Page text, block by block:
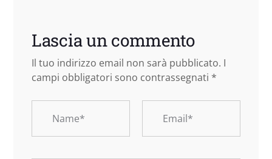
Lascia un commento
Il tuo indirizzo email non sarà pubblicato. I
campi obbligatori sono contrassegnati *